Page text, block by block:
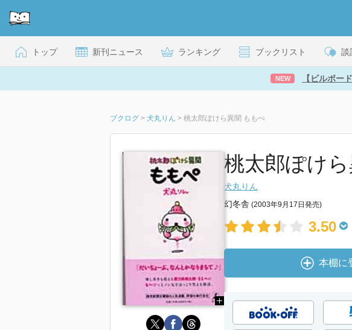
トップ 新刊ニュース ランキング ブックリスト 談
NEW 【ビルボー
ブクログ > 犬丸りん > 桃太郎ぽけら異聞 ももぺ
桃太郎ぽけ
犬丸りん
幻冬舎 (2003年9月17日発売)
3.50
本棚に